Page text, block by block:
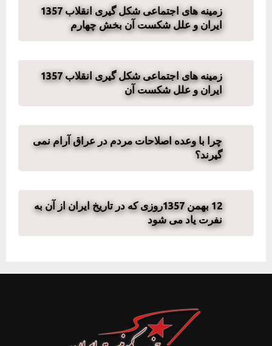
زمینه های اجتماعی شکل گیری انقلاب 1357
ایران و علل شکست آن بخش چهارم
زمینه های اجتماعی شکل گیری انقلاب 1357
ایران و علل شکست آن
چرا با وعده اصلاحات مردم در عراق آرام نمی
گیرند؟
12 بهمن 1357روزی که در تاریخ ایران از آن به
نفرت یاد می شود